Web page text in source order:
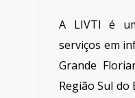
A LIVTI é
serviços em
Grande
Região Sul